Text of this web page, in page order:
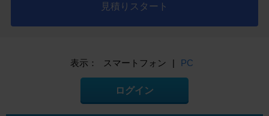
見積りスタート
表示： スマートフォン | PC
ログイン